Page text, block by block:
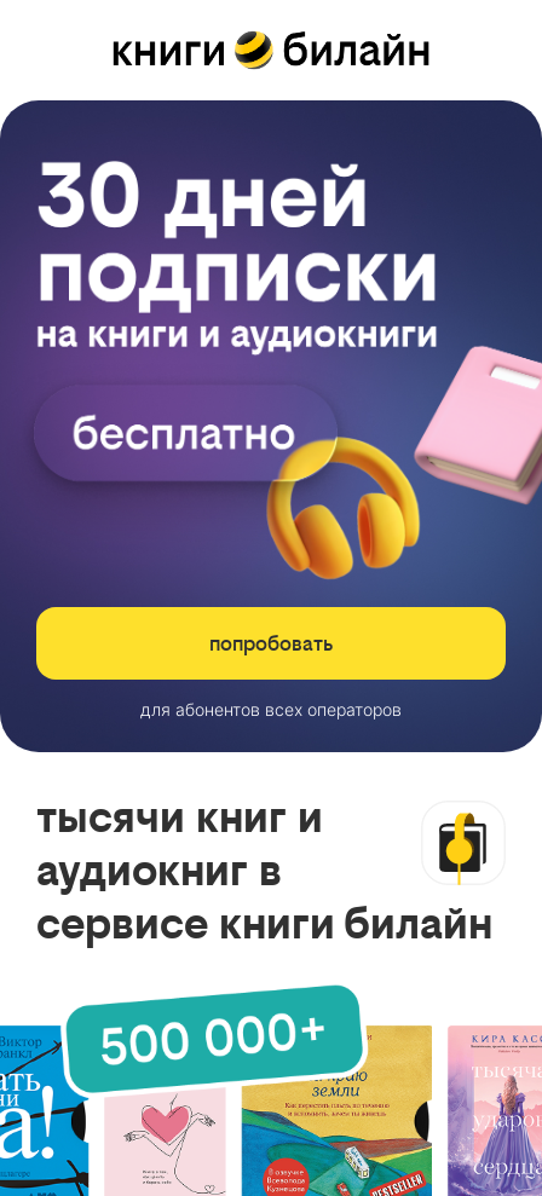
попробовать
для абонентов всех операторов
тысячи книг и
аудиокниг в
сервисе книги билайн